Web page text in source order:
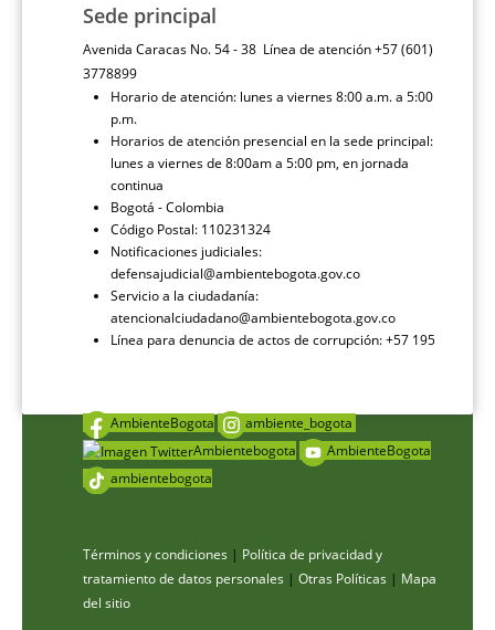
Sede principal
Avenida Caracas No. 54 - 38 Línea de atención +57 (601)
3778899
Horario de atención: lunes a viernes 8:00 a.m. a 5:00
p.m.
Horarios de atención presencial en la sede principal:
lunes a viernes de 8:00am a 5:00 pm, en jornada
continua
Bogotá - Colombia
Código Postal: 110231324
Notificaciones judiciales:
defensajudicial@ambientebogota.gov.co
Servicio a la ciudadanía:
atencionalciudadano@ambientebogota.gov.co
Línea para denuncia de actos de corrupción: +57 195
AmbienteBogota
ambiente_bogota
Ambientebogota
AmbienteBogota
ambientebogota
Términos y condiciones | Política de privacidad y
tratamiento de datos personales | Otras Políticas | Mapa
del sitio